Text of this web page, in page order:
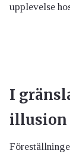
upplevelse
I
illusion